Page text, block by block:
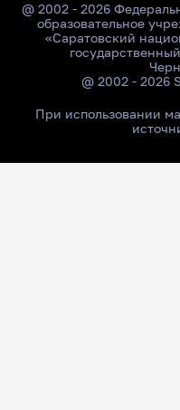
@ 2002 - 2026
образовательное
«Саратовский
@ 2002 - 2026
При использовании